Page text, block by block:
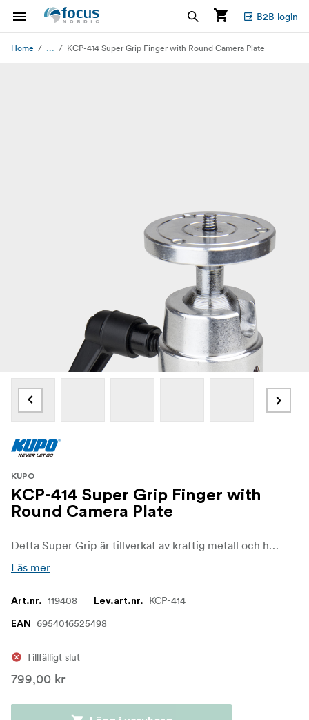
B2B login
Home ... KCP-414 Super Grip Finger with Round Camera Plate
KUPO
KCP-414 Super Grip Finger with
Round Camera Plate
Detta Super Grip är tillverkat av kraftig metall och har ett kulhuvud med en 1/4''-20-gängad hantapp på en rund kameraplatta och en TVMP-adapter.
Läs mer
Art.nr. 119408 Lev.art.nr. KCP-414
EAN 6954016525498
Tillfälligt slut
799,00 kr